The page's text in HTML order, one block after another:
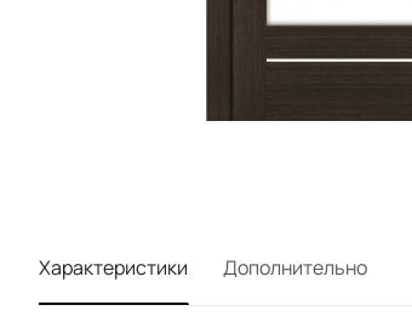
Характеристики Дополнительно